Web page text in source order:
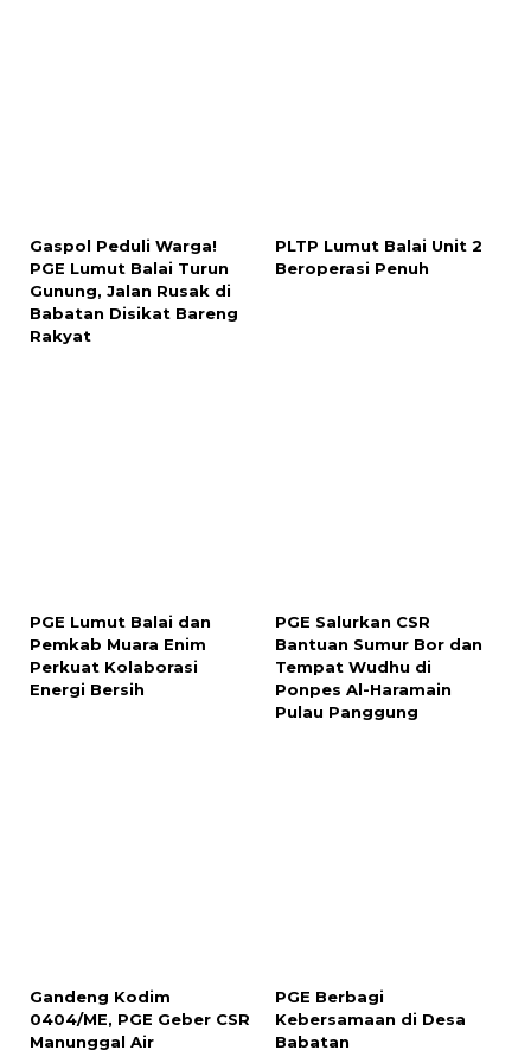
Gaspol Peduli Warga!
PGE Lumut Balai Turun
Gunung, Jalan Rusak di
Babatan Disikat Bareng
Rakyat
PLTP Lumut Balai Unit 2
Beroperasi Penuh
PGE Lumut Balai dan
Pemkab Muara Enim
Perkuat Kolaborasi
Energi Bersih
PGE Salurkan CSR
Bantuan Sumur Bor dan
Tempat Wudhu di
Ponpes Al-Haramain
Pulau Panggung
Gandeng Kodim
0404/ME, PGE Geber CSR
Manunggal Air
PGE Berbagi
Kebersamaan di Desa
Babatan